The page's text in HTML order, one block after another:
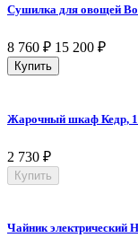
Сушилка для овощей
8 760 ₽ 15 200 ₽
Купить
Жарочный шкаф Кедр,
2 730 ₽
Купить
Чайник электрический